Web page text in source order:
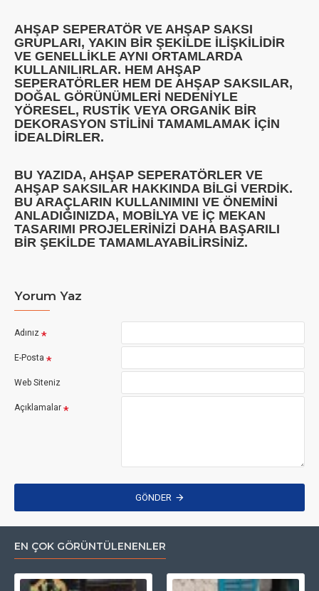
AHŞAP SEPERATÖR VE AHŞAP SAKSI
GRUPLARI, YAKIN BIR ŞEKILDE ILIŞKILIDIR
VE GENELLIKLE AYNI ORTAMLARDA
KULLANILIRLAR. HEM AHŞAP
SEPERATÖRLER HEM DE AHŞAP SAKSILAR,
DOĞAL GÖRÜNÜMLERI NEDENIYLE
YÖRESEL, RUSTIK VEYA ORGANIK BIR
DEKORASYON STILINI TAMAMLAMAK IÇIN
IDEALDIRLER.
BU YAZIDA, AHŞAP SEPERATÖRLER VE
AHŞAP SAKSILAR HAKKINDA BILGI VERDIK.
BU ARAÇLARIN KULLANIMINI VE ÖNEMINI
ANLADIĞINIZDA, MOBILYA VE IÇ MEKAN
TASARIMI PROJELERINIZI DAHA BAŞARILI
BIR ŞEKILDE TAMAMLAYABILIRSINIZ.
Yorum Yaz
Adınız
E-Posta
Web Siteniz
Açıklamalar
GÖNDER
EN ÇOK GÖRÜNTÜLENENLER